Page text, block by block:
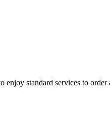
standard services to order